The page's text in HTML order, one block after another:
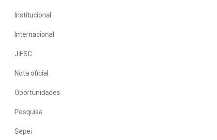
Institucional
Internacional
JIFSC
Nota oficial
Oportunidades
Pesquisa
Sepei